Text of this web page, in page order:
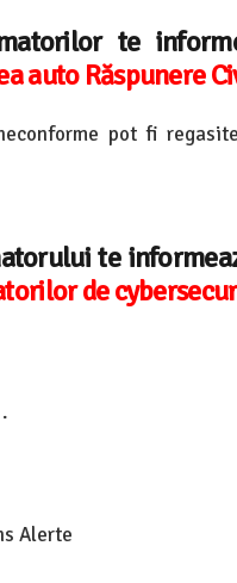
te
auto Răspunere
pot fi
te
de
.
Alerte